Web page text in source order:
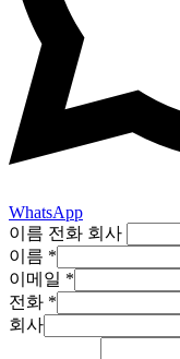
WhatsApp
이름 전화 회사
이름 *
이메일 *
전화 *
회사